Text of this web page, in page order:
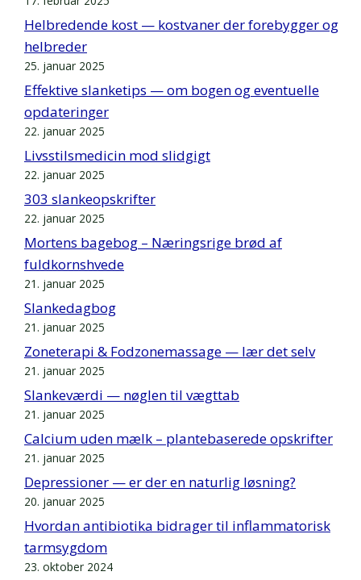
Helbredende kost — kostvaner der forebygger og
helbreder
25. januar 2025
Effektive slanketips — om bogen og eventuelle
opdateringer
22. januar 2025
Livsstilsmedicin mod slidgigt
22. januar 2025
303 slankeopskrifter
22. januar 2025
Mortens bagebog – Næringsrige brød af
fuldkornshvede
21. januar 2025
Slankedagbog
21. januar 2025
Zoneterapi & Fodzonemassage — lær det selv
21. januar 2025
Slankeværdi — nøglen til vægttab
21. januar 2025
Calcium uden mælk – plantebaserede opskrifter
21. januar 2025
Depressioner — er der en naturlig løsning?
20. januar 2025
Hvordan antibiotika bidrager til inflammatorisk
tarmsygdom
23. oktober 2024